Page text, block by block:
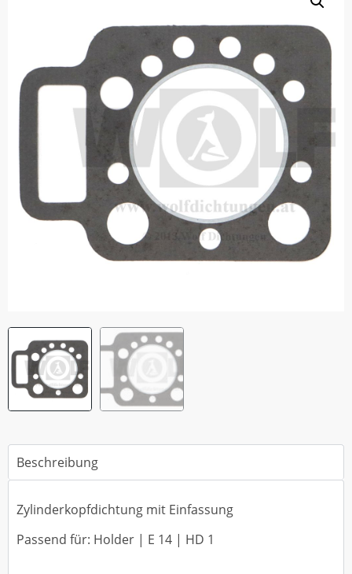
Beschreibung
Zylinderkopfdichtung mit Einfassung
Passend für: Holder | E 14 | HD 1